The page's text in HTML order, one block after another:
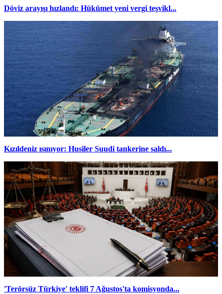
Döviz arayışı hızlandı: Hükümet yeni vergi teşvikl...
Kızıldeniz ısınıyor: Husiler Suudi tankerine saldı...
'Terörsüz Türkiye' teklifi 7 Ağustos'ta komisyonda...